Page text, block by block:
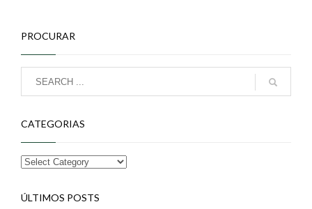
PROCURAR
CATEGORIAS
ÚLTIMOS POSTS